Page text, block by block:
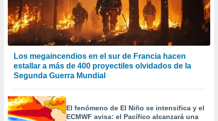
Los megaincendios en el sur de Francia hacen
estallar a más de 400 proyectiles olvidados de la
Segunda Guerra Mundial
El fenómeno de El Niño se intensifica y el
ECMWF avisa: el Pacífico alcanzará una